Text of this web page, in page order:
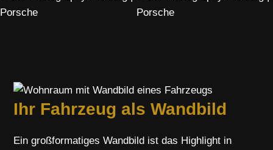
Ihr Fahrzeug als Wandbild
Ein großformatiges Wandbild ist das Highlight in